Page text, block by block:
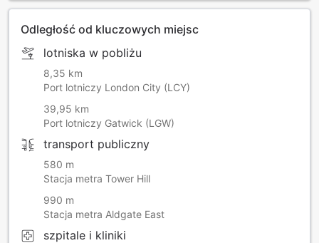
Odległość od kluczowych miejsc
lotniska w pobliżu
8,35 km
Port lotniczy London City (LCY)
39,95 km
Port lotniczy Gatwick (LGW)
transport publiczny
580 m
Stacja metra Tower Hill
990 m
Stacja metra Aldgate East
szpitale i kliniki